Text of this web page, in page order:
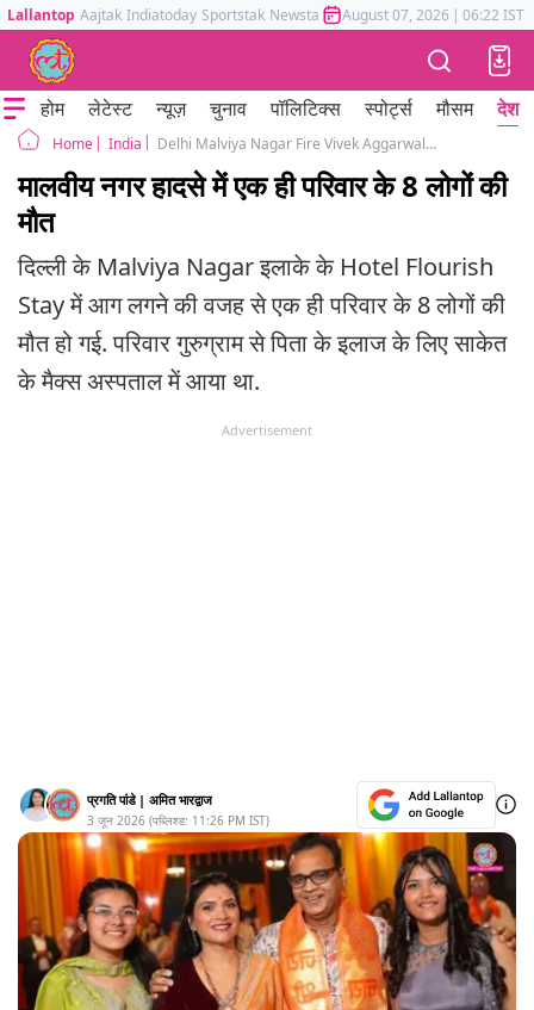
Lallantop Aajtak Indiatoday Sportstak Newstak Mumbai Tak Astrotak
August 07, 2026 | 06:22 IST
होम लेटेस्ट न्यूज़ चुनाव पॉलिटिक्स स्पोर्ट्स मौसम देश
Home India Delhi Malviya Nagar Fire Vivek Aggarwals Family Died Incident Update Hotel Flourish Stay
मालवीय नगर हादसे में एक ही परिवार के 8 लोगों की
मौत
दिल्ली के Malviya Nagar इलाके के Hotel Flourish
Stay में आग लगने की वजह से एक ही परिवार के 8 लोगों की
मौत हो गई. परिवार गुरुग्राम से पिता के इलाज के लिए साकेत
के मैक्स अस्पताल में आया था.
Advertisement
प्रगति पांडे | अमित भारद्वाज
3 जून 2026 (पब्लिश्ड: 11:26 PM IST)